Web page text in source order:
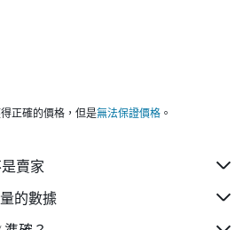
- 科隆
正確的價格，但是無法保證價格 。
賣家
的數據